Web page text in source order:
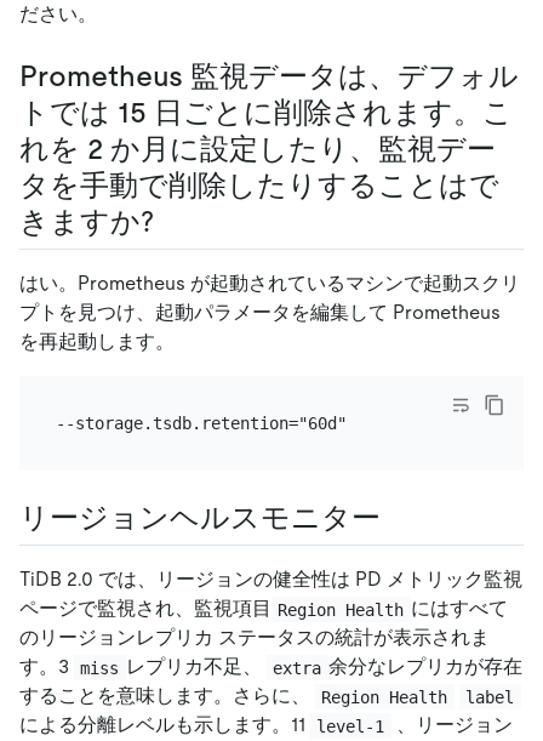
ださい。
Prometheus 監視データは、デフォル
トでは 15 日ごとに削除されます。こ
れを 2 か月に設定したり、監視デー
タを手動で削除したりすることはで
きますか?
はい。Prometheus が起動されているマシンで起動スクリ
プトを見つけ、起動パラメータを編集して Prometheus
を再起動します。
リージョンヘルスモニター
TiDB 2.0 では、リージョンの健全性は PD メトリック監視
ページで監視され、監視項目
Region Health にはすべて
のリージョンレプリカ ステータスの統計が表示されま
す。3
miss レプリカ不足、 extra 余分なレプリカが存在
することを意味します。さらに、
Region Health label
による分離レベルも示します。11 level-1
、リージョン